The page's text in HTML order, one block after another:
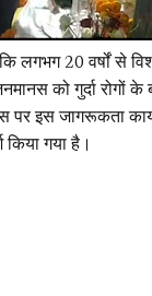
कि लगभग 20 वर्षों से
को गुर्दा रोगों
पर इस जागरूकता
किया गया है।